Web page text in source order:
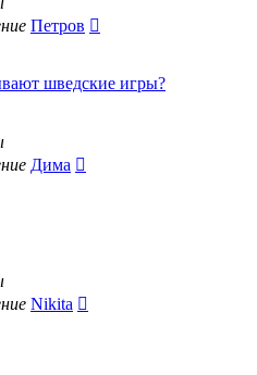
Петров
шведские игры?
Дима
Nikita